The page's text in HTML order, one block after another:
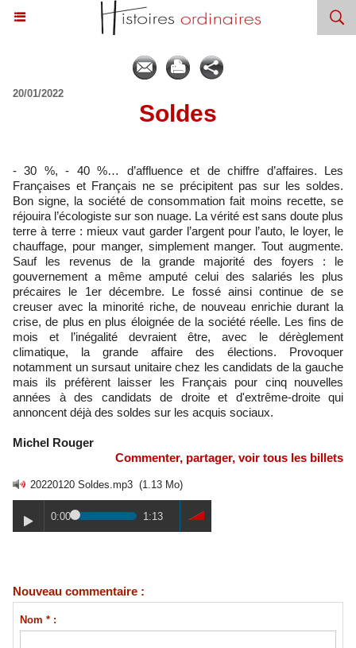
20/01/2022
Soldes
- 30 %, - 40 %… d’affluence et de chiffre d’affaires. Les
Françaises et Français ne se précipitent pas sur les soldes.
Bon signe, la société de consommation fait moins recette, se
réjouira l’écologiste sur son nuage. La vérité est sans doute plus
terre à terre : mieux vaut garder l’argent pour l’auto, le loyer, le
chauffage, pour manger, simplement manger. Tout augmente.
Sauf les revenus de la grande majorité des foyers : le
gouvernement a même amputé celui des salariés les plus
précaires le 1er décembre. Le fossé ainsi continue de se
creuser avec la minorité riche, de nouveau enrichie durant la
crise, de plus en plus éloignée de la société réelle. Les fins de
mois et l’inégalité devraient être, avec le dérèglement
climatique, la grande affaire des élections. Provoquer
notamment un sursaut unitaire chez les candidats de la gauche
mais ils préfèrent laisser les Français pour cinq nouvelles
années à des candidats de droite et d'extrême-droite qui
annoncent déjà des soldes sur les acquis sociaux.
Michel Rouger
Commenter, partager, voir tous les billets
20220120 Soldes.mp3 (1.13 Mo)
0:00 1:13
Nouveau commentaire :
Nom * :